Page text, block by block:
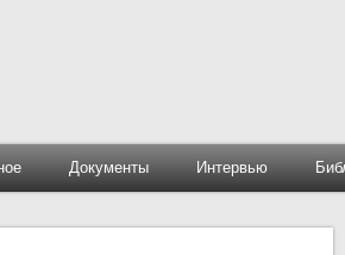
Документы Интервью